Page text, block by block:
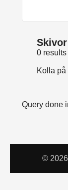
0 results
Kolla
Query done
©